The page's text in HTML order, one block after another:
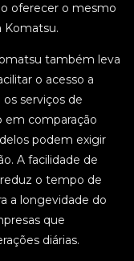
oferecer o mesmo
Komatsu.
também leva
o acesso a
serviços de
em comparação
podem exigir
A facilidade de
o tempo de
a longevidade do
que
diárias.